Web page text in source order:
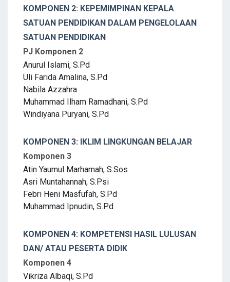
KOMPONEN 2: KEPEMIMPINAN KEPALA
SATUAN PENDIDIKAN DALAM PENGELOLAAN
SATUAN PENDIDIKAN
PJ Komponen 2
Anurul Islami, S.Pd
Uli Farida Amalina, S.Pd
Nabila Azzahra
Muhammad Ilham Ramadhani, S.Pd
Windiyana Puryani, S.Pd
KOMPONEN 3: IKLIM LINGKUNGAN BELAJAR
Komponen 3
Atin Yaumul Marhamah, S.Sos
Asri Muntahannah, S.Psi
Febri Heni Masfufah, S.Pd
Muhammad Ipnudin, S.Pd
KOMPONEN 4: KOMPETENSI HASIL LULUSAN
DAN/ ATAU PESERTA DIDIK
Komponen 4
Vikriza Albaqi, S.Pd